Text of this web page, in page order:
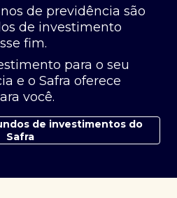
de previdência são
de investimento
fim.
para o seu
e o Safra oferece
você.
de investimentos do
Safra